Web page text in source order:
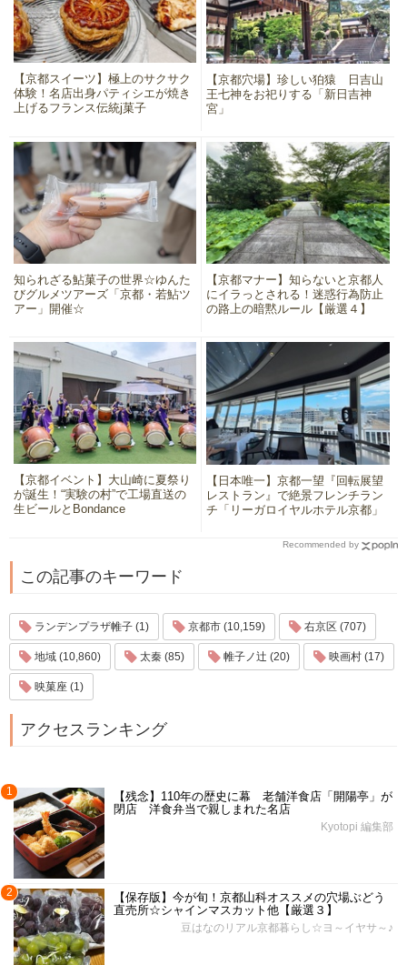
【京都スイーツ】極上のサクサク
体験！名店出身パティシエが焼き
上げるフランス伝統j菓子
【京都穴場】珍しい狛猿 日吉山
王七神をお祀りする「新日吉神
宮」
知られざる鮎菓子の世界☆ゆんた
びグルメツアーズ「京都・若鮎ツ
アー」開催☆
【京都マナー】知らないと京都人
にイラっとされる！迷惑行為防止
の路上の暗黙ルール【厳選４】
【京都イベント】大山崎に夏祭り
が誕生！“実験の村”で工場直送の
生ビールとBondance
【日本唯一】京都一望『回転展望
レストラン』で絶景フレンチラン
チ「リーガロイヤルホテル京都」
Recommended by
この記事のキーワード
ランデンプラザ帷子 (1) 京都市 (10,159) 右京区 (707)
地域 (10,860) 太秦 (85) 帷子ノ辻 (20) 映画村 (17)
映菓座 (1)
アクセスランキング
1
【残念】110年の歴史に幕 老舗洋食店「開陽亭」が
閉店 洋食弁当で親しまれた名店
Kyotopi 編集部
2
【保存版】今が旬！京都山科オススメの穴場ぶどう
直売所☆シャインマスカット他【厳選３】
豆はなのリアル京都暮らし☆ヨ～イヤサ～♪